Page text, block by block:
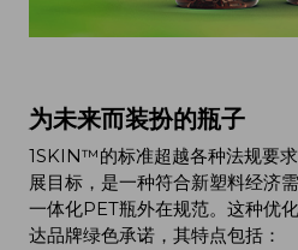
为未来而装扮的瓶子
1SKIN™的标准超越各种法规要
展目标，是一种符合新塑料经济
一体化PET瓶外在规范。这种优
达品牌绿色承诺，其特点包括：